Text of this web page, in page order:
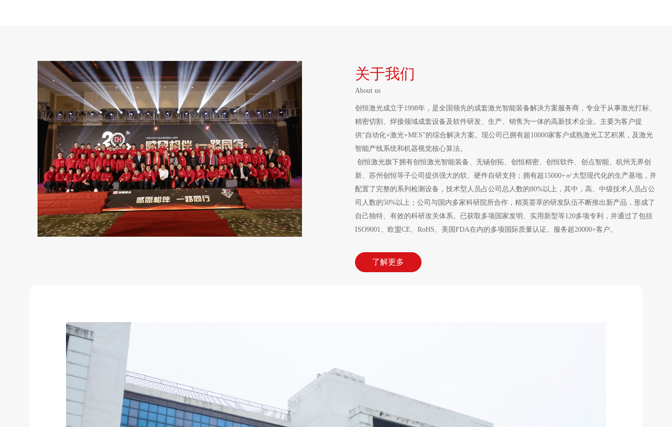
关于我们
About us
创恒激光成立于1998年，是全国领先的成套激光智能装备解决方案服务商，专业于从事激光打标、
精密切割、焊接领域成套设备及软件研发、生产、销售为一体的高新技术企业。主要为客户提
供“自动化+激光+MES”的综合解决方案。现公司已拥有超10000家客户成熟激光工艺积累，及激光
智能产线系统和机器视觉核心算法。
创恒激光旗下拥有创恒激光智能装备、无锡创拓、创恒精密、创恒软件、创点智能、杭州无界创
新、苏州创恒等子公司提供强大的软、硬件自研支持；拥有超15000+㎡大型现代化的生产基地，并
配置了完整的系列检测设备，技术型人员占公司总人数的80%以上，其中，高、中级技术人员占公
司人数的50%以上；公司与国内多家科研院所合作，精英荟萃的研发队伍不断推出新产品，形成了
自己独特、有效的科研攻关体系。已获取多项国家发明、实用新型等120多项专利，并通过了包括
ISO9001、欧盟CE、RoHS、美国FDA在内的多项国际质量认证。服务超20000+客户。
了解更多